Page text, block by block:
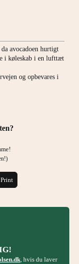
da avocadoen hurtigt
i køleskab i en lufttæt
og opbevares i
Print
, hvis du laver